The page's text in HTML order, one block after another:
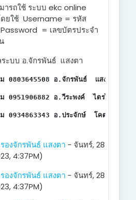
ารถใช้ ระบบ ekc online
ยใช้ Username = รหัส
= เลขบัตรประจำ
ะบบ อ.จักรพันธ์ แสงตา
0803645508 อ.จักรพันธ์  แสงตา อาจ
0951906882 อ.วีระพงค์  ไตรไทสงค์ อ
0934863343 อ.ประจักษ์  โคตรสมบัติ
รองจักรพันธ์ แสงตา - จันทร์, 28
4:37PM)
รองจักรพันธ์ แสงตา - จันทร์, 28
4:37PM)